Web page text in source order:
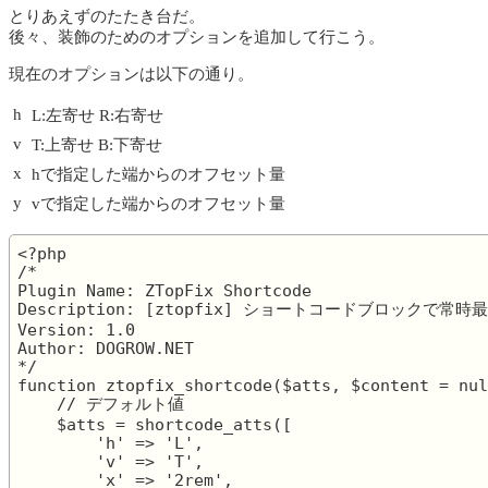
とりあえずのたたき台だ。
後々、装飾のためのオプションを追加して行こう。
現在のオプションは以下の通り。
h
L:左寄せ R:右寄せ
v T:上寄せ B:下寄せ
x
hで指定した端からのオフセット量
y vで指定した端からのオフセット量
<?php
/*
Plugin Name: ZTopFix Shortcode
Description: [ztopfix] ショートコードブロックで常時最上
Version: 1.0
Author: DOGROW.NET
*/
function ztopfix_shortcode($atts, $content =
    // デフォルト値
    $atts = shortcode_atts([
        'h' => 'L',
        'v' => 'T',
        'x' => '2rem',